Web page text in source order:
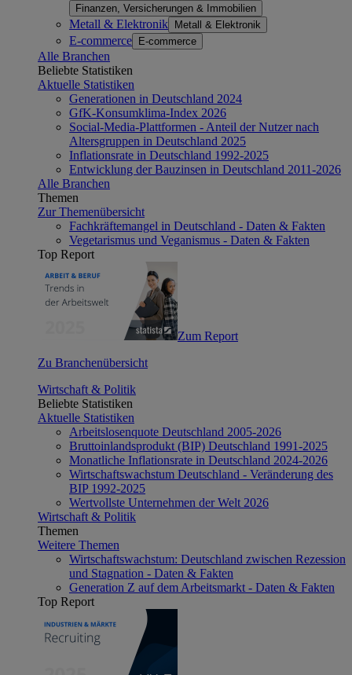
Finanzen, Versicherungen & Immobilien
Metall & Elektronik Metall & Elektronik
E-commerce E-commerce
Alle Branchen
Beliebte Statistiken
Aktuelle Statistiken
Generationen in Deutschland 2024
GfK-Konsumklima-Index 2026
Social-Media-Plattformen - Anteil der Nutzer nach
Altersgruppen in Deutschland 2025
Inflationsrate in Deutschland 1992-2025
Entwicklung der Bauzinsen in Deutschland 2011-2026
Alle Branchen
Themen
Zur Themenübersicht
Fachkräftemangel in Deutschland - Daten & Fakten
Vegetarismus und Veganismus - Daten & Fakten
Top Report
Zum Report
Zu Branchenübersicht
Wirtschaft & Politik
Beliebte Statistiken
Aktuelle Statistiken
Arbeitslosenquote Deutschland 2005-2026
Bruttoinlandsprodukt (BIP) Deutschland 1991-2025
Monatliche Inflationsrate in Deutschland 2024-2026
Wirtschaftswachstum Deutschland - Veränderung des
BIP 1992-2025
Wertvollste Unternehmen der Welt 2026
Wirtschaft & Politik
Themen
Weitere Themen
Wirtschaftswachstum: Deutschland zwischen Rezession
und Stagnation - Daten & Fakten
Generation Z auf dem Arbeitsmarkt - Daten & Fakten
Top Report